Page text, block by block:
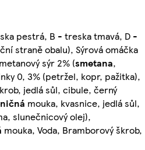
pestrá, B - treska tmavá, D -
straně obalu), Sýrová omáčka
sýr 2% (smetana,
0, 3% (petržel, kopr, pažitka),
jedlá sůl, cibule, černý
mouka, kvasnice, jedlá sůl,
slunečnicový olej),
mouka, Voda, Bramborový škrob,